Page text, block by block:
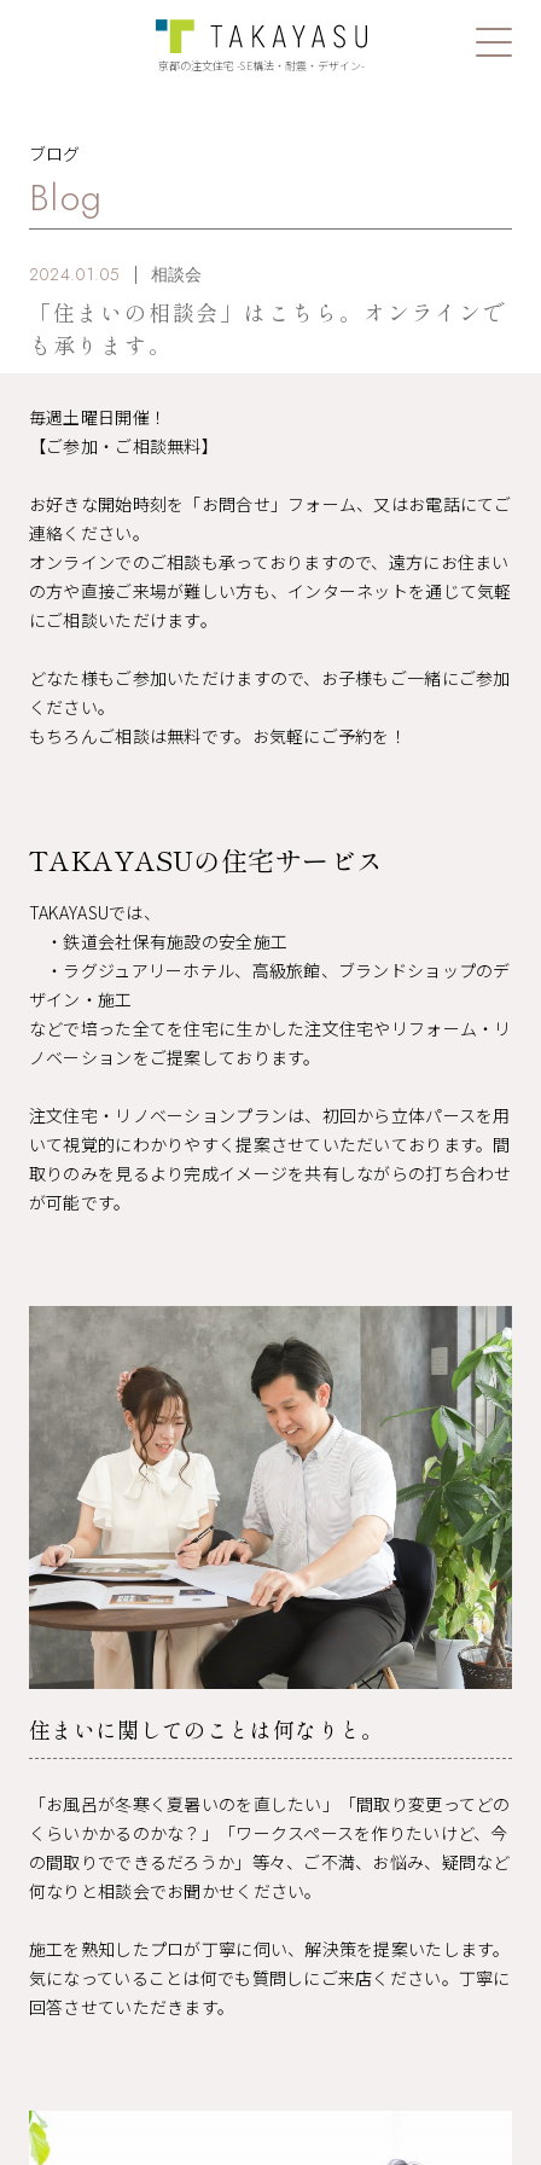
京都の注文住宅 -SE構法・耐震・デザイン-
ブログ
Blog
2024.01.05 相談会
「住まいの相談会」はこちら。オンラインで
も承ります。
毎週土曜日開催！
【ご参加・ご相談無料】
お好きな開始時刻を「お問合せ」フォーム、又はお電話にてご
連絡ください。
オンラインでのご相談も承っておりますので、遠方にお住まい
の方や直接ご来場が難しい方も、インターネットを通じて気軽
にご相談いただけます。
どなた様もご参加いただけますので、お子様もご一緒にご参加
ください。
もちろんご相談は無料です。お気軽にご予約を！
TAKAYASUの住宅サービス
TAKAYASUでは、
・鉄道会社保有施設の安全施工
・ラグジュアリーホテル、高級旅館、ブランドショップのデ
ザイン・施工
などで培った全てを住宅に生かした注文住宅やリフォーム・リ
ノベーションをご提案しております。
注文住宅・リノベーションプランは、初回から立体パースを用
いて視覚的にわかりやすく提案させていただいております。間
取りのみを見るより完成イメージを共有しながらの打ち合わせ
が可能です。
住まいに関してのことは何なりと。
「お風呂が冬寒く夏暑いのを直したい」「間取り変更ってどの
くらいかかるのかな？」「ワークスペースを作りたいけど、今
の間取りでできるだろうか」等々、ご不満、お悩み、疑問など
何なりと相談会でお聞かせください。
施工を熟知したプロが丁寧に伺い、解決策を提案いたします。
気になっていることは何でも質問しにご来店ください。丁寧に
回答させていただきます。